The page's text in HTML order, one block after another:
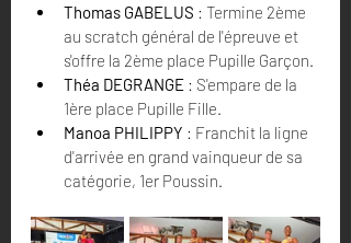
Thomas GABELUS : Termine 2ème
au scratch général de l'épreuve et
s'offre la 2ème place Pupille Garçon.
Théa DEGRANGE : S'empare de la
1ère place Pupille Fille.
Manoa PHILIPPY : Franchit la ligne
d'arrivée en grand vainqueur de sa
catégorie, 1er Poussin.